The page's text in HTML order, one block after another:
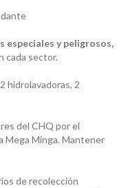
especiales y peligrosos,
cada sector.
hidrolavadoras, 2
del CHQ por el
Mega Minga. Mantener
de recolección